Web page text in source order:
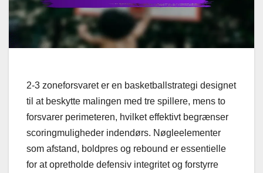
2-3 zoneforsvaret er en basketballstrategi designet
til at beskytte malingen med tre spillere, mens to
forsvarer perimeteren, hvilket effektivt begrænser
scoringmuligheder indendørs. Nøgleelementer
som afstand, boldpres og rebound er essentielle
for at opretholde defensiv integritet og forstyrre